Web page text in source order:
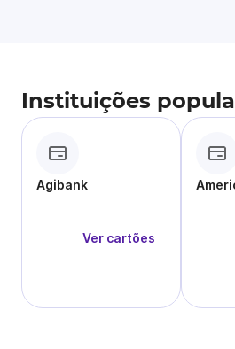
Instituições
Agibank
Ver cartões